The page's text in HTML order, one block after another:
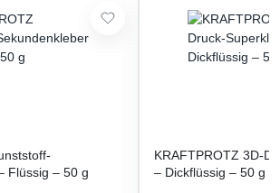
Flüssig – 50 g
KRAFTPROTZ 3D-
– Dickflüssig – 50 g